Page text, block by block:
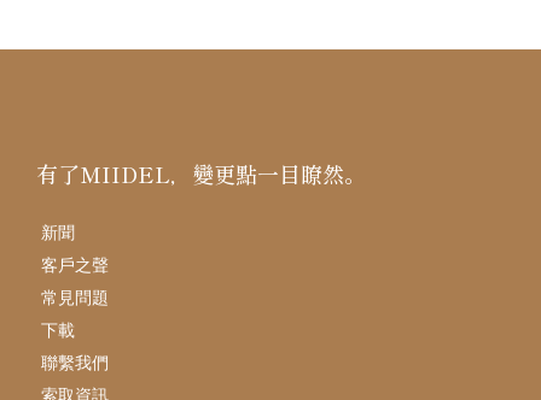
有了MIIDEL，變更點一目瞭然。
新聞
客戶之聲
常見問題
下載
聯繫我們
索取資訊